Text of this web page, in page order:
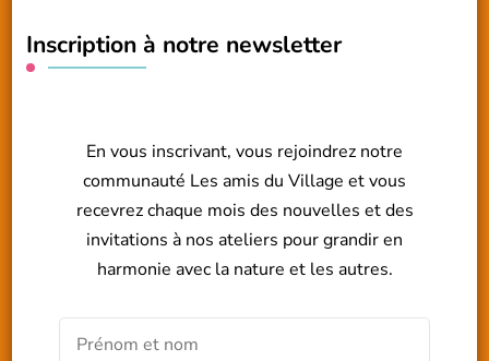
Inscription à notre newsletter
En vous inscrivant, vous rejoindrez notre
communauté Les amis du Village et vous
recevrez chaque mois des nouvelles et des
invitations à nos ateliers pour grandir en
harmonie avec la nature et les autres.